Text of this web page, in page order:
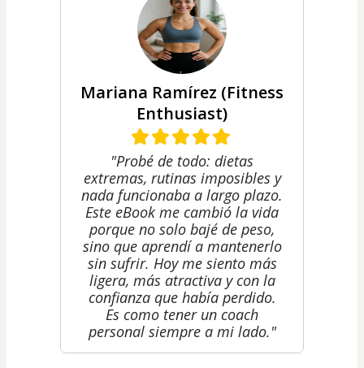
Mariana Ramírez (Fitness
Enthusiast)
"Probé de todo: dietas
extremas, rutinas imposibles y
nada funcionaba a largo plazo.
Este eBook me cambió la vida
porque no solo bajé de peso,
sino que aprendí a mantenerlo
sin sufrir. Hoy me siento más
ligera, más atractiva y con la
confianza que había perdido.
Es como tener un coach
personal siempre a mi lado."